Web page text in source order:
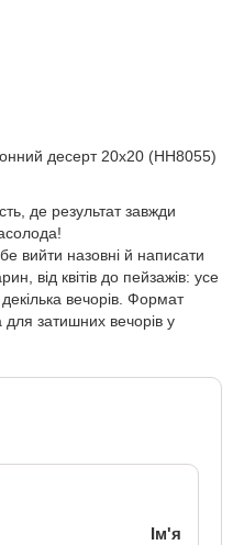
десерт 20х20 (HH8055)
де результат завжди
вийти назовні й написати
від квітів до пейзажів: усе
вечорів. Формат
затишних вечорів у
Ім'я